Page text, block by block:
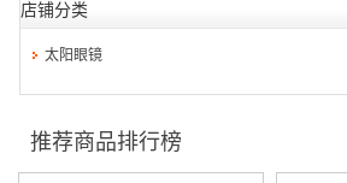
店铺分类
太阳眼镜
推荐商品排行榜